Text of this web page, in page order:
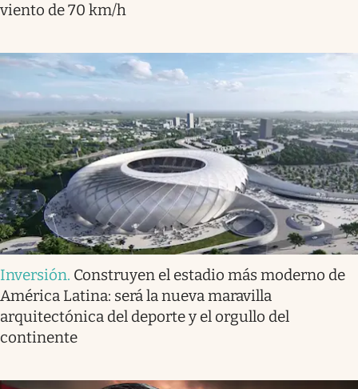
viento de 70 km/h
Inversión. Construyen el estadio más moderno de
América Latina: será la nueva maravilla
arquitectónica del deporte y el orgullo del
continente